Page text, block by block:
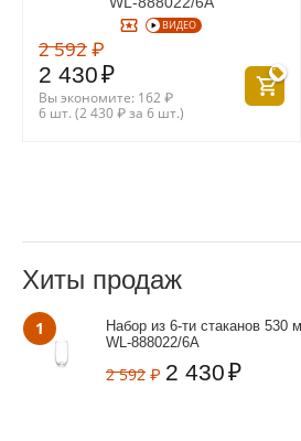
ВИДЕО
2 592₽
2 430₽
Вы экономите: 162 ₽
6 шт. (2 430₽за 6 шт.)
Хиты продаж
1
Набор из 6-ти стаканов 530
WL‑888022/6A
2 592 ₽ 2 430₽